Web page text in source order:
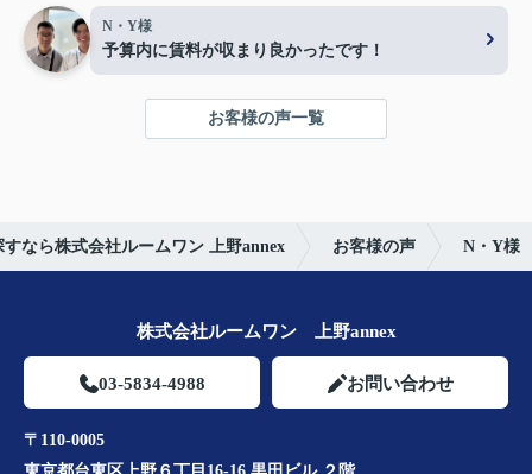
N・Y様
予算内に賃料が収まり良かったです！
お客様の声一覧
なら株式会社ルームワン 上野annex お客様の声 N・Y様
株式会社ルームワン 上野annex
03-5834-4988 お問い合わせ
〒110-0005